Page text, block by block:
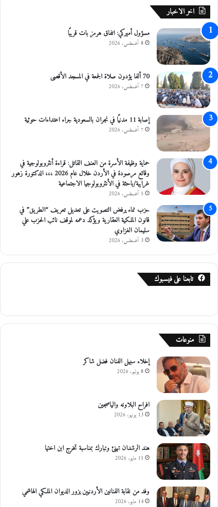
أ
ت
ص
ع
ي
د
اخر الاخبار
مسؤول أميركي: اتفاق هرمز بات قريبًا
8 أغسطس، 2026
70 ألفا يؤدون صلاة الجمعة في المسجد الأقصى
7 أغسطس، 2026
إصابة 11 مدنيًا في نجران بالسعودية جراء اعتداءات حوثية
7 أغسطس، 2026
حماية وظيفة الأسرة من العنف القاتل: قراءة أنثروبولوجية في
وقائع مرصودة في الأردن خلال عام 2026 ،،، الدكتورة زهور
غرايبة/باحثة في الأنثروبولوجيا الاجتماعية
5 أغسطس، 2026
حزب نماء يرفض التصويت على تعديل تعريف “الطريق” في
قانون الملكية العقارية ويؤكد دعمه لموقف نائب الحزب علي
سليمان الغزاوي
3 أغسطس، 2026
تابعنا على فيسبوك
منوعات
إخلاء سبيل الفنان فضل شاكر
8 يوليو، 2026
افراح البلاونه والياصجين
13 يونيو، 2026
هند الرشدان تهنئ وتبارك بمناسبة تخرج ابن اختها
15 مايو، 2026
وفد من نقابة الفنانين الأردنيين يزور الديوان الملكي الهاشمي
14 مايو، 2026